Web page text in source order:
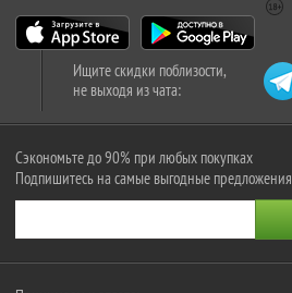
Ищите скидки поблизости,
не выходя из чата:
Сэкономьте до 90% при любых покупках
Подпишитесь на самые выгодные предложения